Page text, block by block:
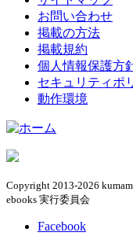
お問い合わせ
掲載の方法
掲載規約
個人情報保護方
セキュリティポ
動作環境
Copyright 2013-2026
ebooks 実行委員会
Facebook